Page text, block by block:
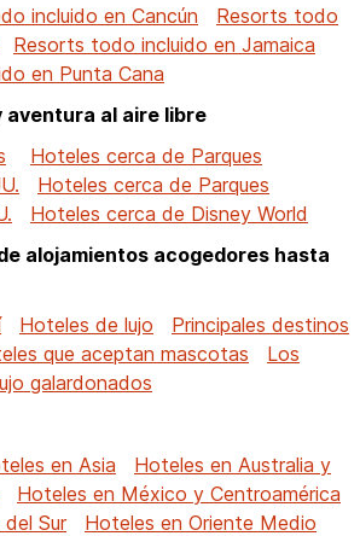
incluido en Cancún
Resorts todo
Resorts todo incluido en Jamaica
en Punta Cana
aventura al aire libre
Hoteles cerca de Parques
Hoteles cerca de Parques
Hoteles cerca de Disney World
alojamientos acogedores hasta
Hoteles de lujo
Principales destinos
que aceptan mascotas
Los
galardonados
en Asia
Hoteles en Australia y
Hoteles en México y Centroamérica
Sur
Hoteles en Oriente Medio